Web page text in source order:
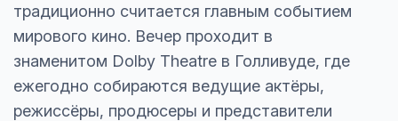
традиционно считается главным событием
мирового кино. Вечер проходит в
знаменитом Dolby Theatre в Голливуде, где
ежегодно собираются ведущие актёры,
режиссёры, продюсеры и представители